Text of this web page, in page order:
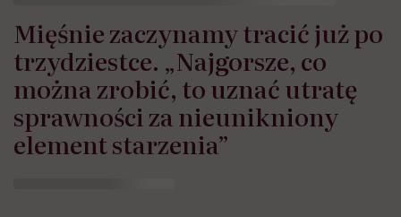
Mięśnie zaczynamy tracić już po
trzydziestce. „Najgorsze, co
można zrobić, to uznać utratę
sprawności za nieunikniony
element starzenia”